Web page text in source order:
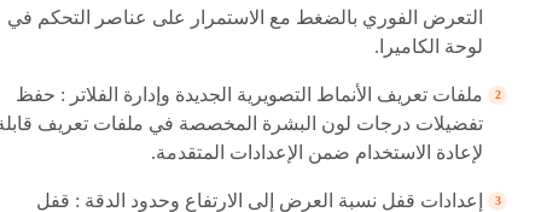
التعرض الفوري بالضغط مع الاستمرار على عناصر التحكم في
لوحة الكاميرا.
ملفات تعريف الأنماط التصويرية الجديدة وإدارة الفلاتر : حفظ
تفضيلات درجات لون البشرة المخصصة في ملفات تعريف
لإعادة الاستخدام ضمن الإعدادات المتقدمة.
إعدادات قفل نسبة العرض إلى الارتفاع وحدود الدقة : قفل